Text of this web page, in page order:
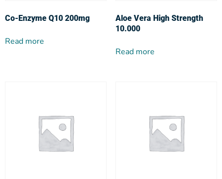
Co-Enzyme Q10 200mg
Read more
Aloe Vera High Strength
10.000
Read more